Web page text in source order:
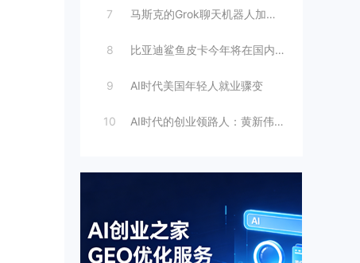
7 马斯克的Grok聊天机器人加速进军华尔街
8 比亚迪鲨鱼皮卡今年将在国内销售
9 AI时代美国年轻人就业骤变
10 AI时代的创业领路人：黄新伟与AI创业